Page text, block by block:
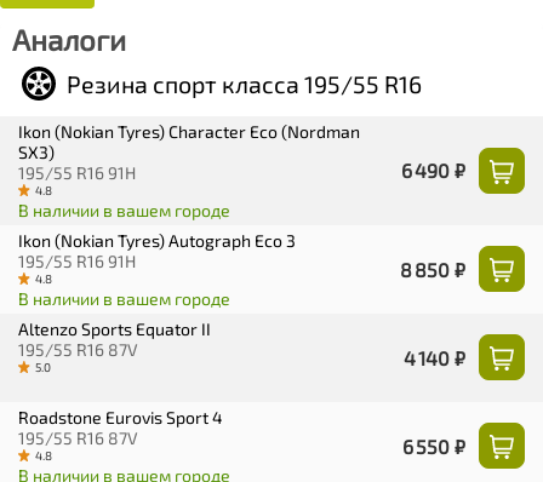
Аналоги
Резина спорт класса 195/55 R16
Ikon (Nokian Tyres) Character Eco (Nordman
SX3)
195/55 R16 91H
4.8
В наличии в вашем городе
6 490 ₽
Ikon (Nokian Tyres) Autograph Eco 3
195/55 R16 91H
4.8
В наличии в вашем городе
8 850 ₽
Altenzo Sports Equator II
195/55 R16 87V
5.0 4 140 ₽
Roadstone Eurovis Sport 4
195/55 R16 87V
4.8
В наличии в вашем городе
6 550 ₽